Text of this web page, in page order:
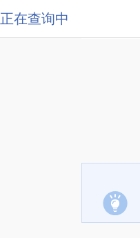
正在查询中